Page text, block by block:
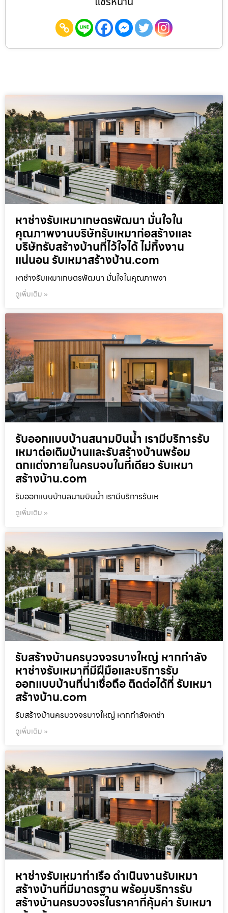
หาช่างรับเหมาเกษตรพัฒนา มั่นใจใน
คุณภาพงานบริษัทรับเหมาก่อสร้างและ
บริษัทรับสร้างบ้านที่ไว้ใจได้ ไม่ทิ้งงาน
แน่นอน รับเหมาสร้างบ้าน.com
หาช่างรับเหมาเกษตรพัฒนา มั่นใจในคุณภาพงา
ดูเพิ่มเติม »
รับออกแบบบ้านสนามบินน้ำ เรามีบริการรับ
เหมาต่อเติมบ้านและรับสร้างบ้านพร้อม
ตกแต่งภายในครบจบในที่เดียว รับเหมา
สร้างบ้าน.com
รับออกแบบบ้านสนามบินน้ำ เรามีบริการรับเห
ดูเพิ่มเติม »
รับสร้างบ้านครบวงจรบางใหญ่ หากกำลัง
หาช่างรับเหมาที่มีฝีมือและบริการรับ
ออกแบบบ้านที่น่าเชื่อถือ ติดต่อได้ที่ รับเหมา
สร้างบ้าน.com
รับสร้างบ้านครบวงจรบางใหญ่ หากกำลังหาช่า
ดูเพิ่มเติม »
หาช่างรับเหมาท่าเรือ ดำเนินงานรับเหมา
สร้างบ้านที่มีมาตรฐาน พร้อมบริการรับ
สร้างบ้านครบวงจรในราคาที่คุ้มค่า รับเหมา